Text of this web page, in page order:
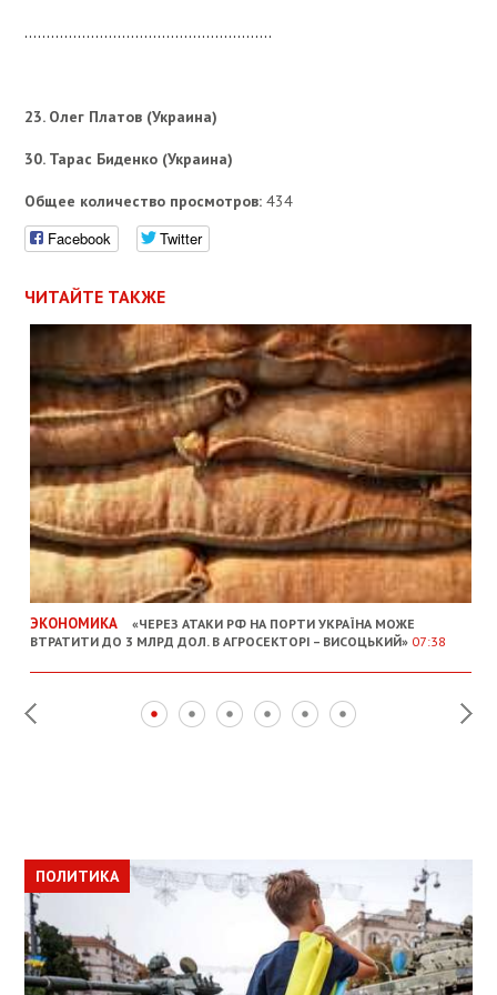
………………………………………………..
23. Олег Платов (Украина)
30. Тарас Биденко (Украина)
Общее количество просмотров: 434
Facebook Twitter
ЧИТАЙТЕ ТАКЖЕ
ЭКОНОМИКА
«ЧЕРЕЗ АТАКИ РФ НА ПОРТИ УКРАЇНА МОЖЕ
ВТРАТИТИ ДО 3 МЛРД ДОЛ. В АГРОСЕКТОРІ – ВИСОЦЬКИЙ» 07:38
ПОЛИТИКА
ПОЛИТИКА
ОБЩЕСТВО
ПОЛИТИКА
ЭКОНОМИКА